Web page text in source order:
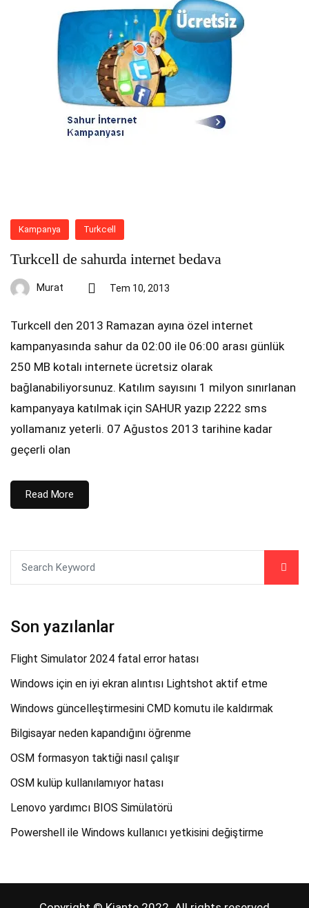
Kampanya Turkcell
Turkcell de sahurda internet bedava
Murat Tem 10, 2013
Turkcell den 2013 Ramazan ayına özel internet
kampanyasında sahur da 02:00 ile 06:00 arası günlük
250 MB kotalı internete ücretsiz olarak
bağlanabiliyorsunuz. Katılım sayısını 1 milyon sınırlanan
kampanyaya katılmak için SAHUR yazıp 2222 sms
yollamanız yeterli. 07 Ağustos 2013 tarihine kadar
geçerli olan
Read More
Son yazılanlar
Flight Simulator 2024 fatal error hatası
Windows için en iyi ekran alıntısı Lightshot aktif etme
Windows güncelleştirmesini CMD komutu ile kaldırmak
Bilgisayar neden kapandığını öğrenme
OSM formasyon taktiği nasıl çalışır
OSM kulüp kullanılamıyor hatası
Lenovo yardımcı BIOS Simülatörü
Powershell ile Windows kullanıcı yetkisini değiştirme